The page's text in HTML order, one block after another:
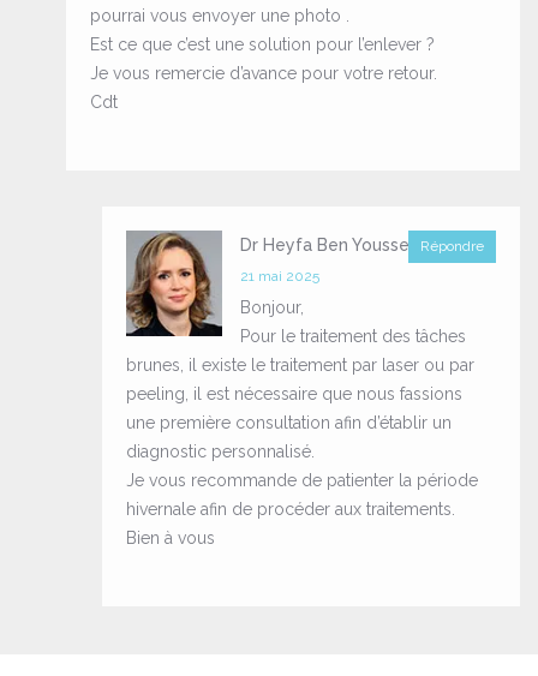
pourrai vous envoyer une photo .
Est ce que c’est une solution pour l’enlever ?
Je vous remercie d’avance pour votre retour.
Cdt
Répondre
Dr Heyfa Ben Youssef
21 mai 2025
Bonjour,
Pour le traitement des tâches
brunes, il existe le traitement par laser ou par
peeling, il est nécessaire que nous fassions
une première consultation afin d’établir un
diagnostic personnalisé.
Je vous recommande de patienter la période
hivernale afin de procéder aux traitements.
Bien à vous